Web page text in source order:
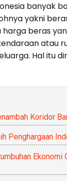
banyak
yakni
beras
atau
Hal itu
Koridor
Penghargaan
Ekonomi